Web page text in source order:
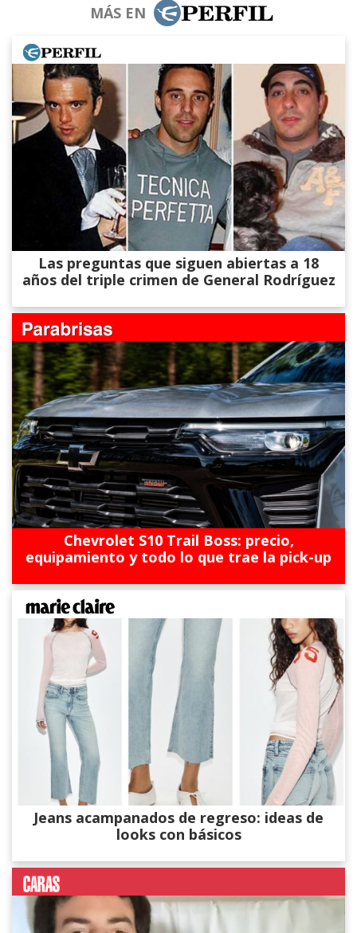
MÁS EN
Las preguntas que siguen abiertas a 18
años del triple crimen de General Rodríguez
Chevrolet S10 Trail Boss: precio,
equipamiento y todo lo que trae la pick-up
Jeans acampanados de regreso: ideas de
looks con básicos